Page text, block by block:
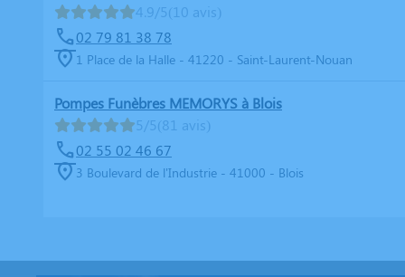
4.9/5(10 avis)
02 79 81 38 78
1 Place de la Halle - 41220 - Saint-Laurent-Nouan
Pompes Funèbres MEMORYS à Blois
5/5(81 avis)
02 55 02 46 67
3 Boulevard de l'Industrie - 41000 - Blois